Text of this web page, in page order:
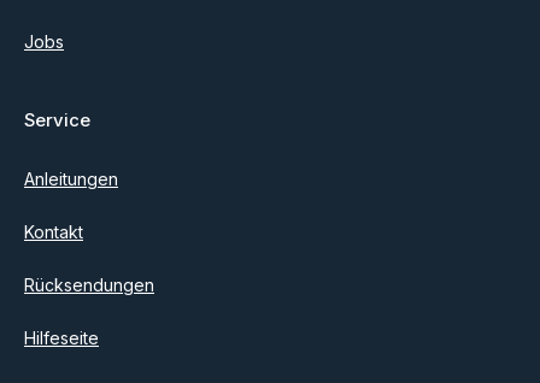
Jobs
Service
Anleitungen
Kontakt
Rücksendungen
Hilfeseite